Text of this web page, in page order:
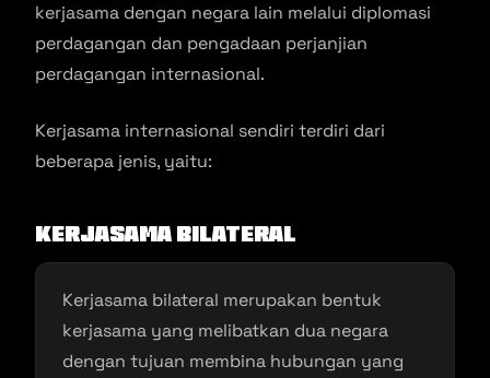
kerjasama dengan negara lain melalui diplomasi
perdagangan dan pengadaan perjanjian
perdagangan internasional.
Kerjasama internasional sendiri terdiri dari
beberapa jenis, yaitu:
Kerjasama Bilateral
Kerjasama bilateral merupakan bentuk
kerjasama yang melibatkan dua negara
dengan tujuan membina hubungan yang